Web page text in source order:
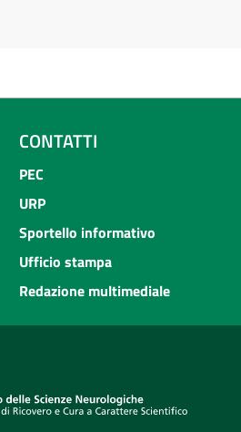
CONTATTI
PEC
URP
Sportello informativo
Ufficio stampa
Redazione multimediale